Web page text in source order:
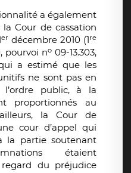
a également
Cour de cassation
er décembre 2010 (1re
pourvoi no 09-13.303,
a estimé que les
ne sont pas en
public, à la
proportionnés au
la Cour de
cour d’appel qui
la partie soutenant
étaient
du préjudice